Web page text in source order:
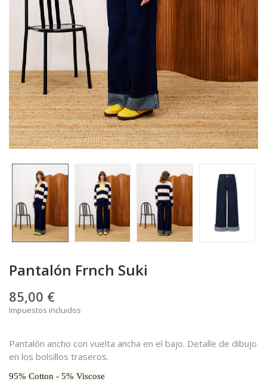
Pantalón Frnch Suki
85,00 €
Impuestos incluidos
Pantalón ancho con vuelta ancha en el bajo. Detalle de dibujo
en los bolsillos traseros.
95% Cotton - 5% Viscose